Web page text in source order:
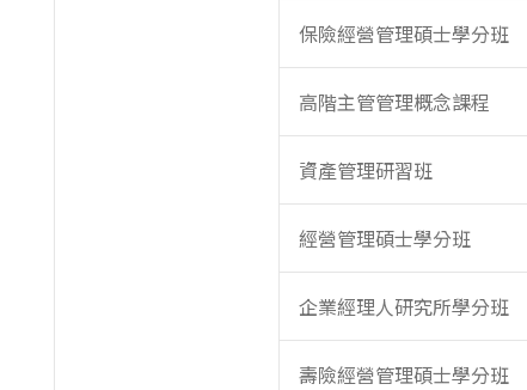
保險經營管理碩士學分班
高階主管管理概念課程
資產管理研習班
經營管理碩士學分班
企業經理人研究所學分班
壽險經營管理碩士學分班